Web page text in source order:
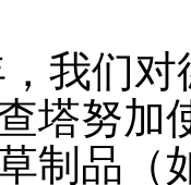
我们
塔努加
制品（